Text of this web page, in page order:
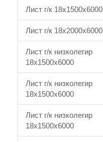
Лист г/к 18x1500x6000
Лист г/к 18x2000x6000
Лист г/к низколегир
18x1500x6000
Лист г/к низколегир
18x1500x6000
Лист г/к низколегир
18x1500x6000